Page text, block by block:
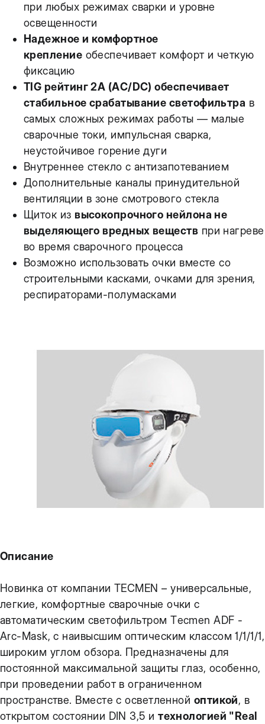
при любых режимах сварки и уровне
освещенности
Надежное и комфортное
крепление обеспечивает комфорт и четкую
фиксацию
TIG рейтинг 2А (AC/DC) обеспечивает
стабильное срабатывание светофильтра в
самых сложных режимах работы — малые
сварочные токи, импульсная сварка,
неустойчивое горение дуги
Внутреннее стекло с антизапотеванием
Дополнительные каналы принудительной
вентиляции в зоне смотрового стекла
Щиток из высокопрочного нейлона не
выделяющего вредных веществ при нагреве
во время сварочного процесса
Возможно использовать очки вместе со
строительными касками, очками для зрения,
респираторами-полумасками
Описание
Новинка от компании TECMEN – универсальные,
легкие, комфортные cварочные очки с
автоматическим светофильтром Tecmen ADF -
Arc-Mask, c наивысшим оптическим классом 1/1/1/1,
широким углом обзора. Предназначены для
постоянной максимальной защиты глаз, особенно,
при проведении работ в ограниченном
пространстве. Вместе с осветленной оптикой, в
открытом состоянии DIN 3,5 итехнологией "Real